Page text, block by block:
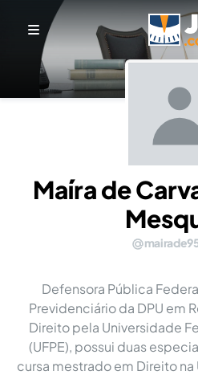
Maíra de
Defensora Pública
Previdenciário da DPU em
Direito pela Universidade
(UFPE), possui duas
cursa mestrado em Direito na